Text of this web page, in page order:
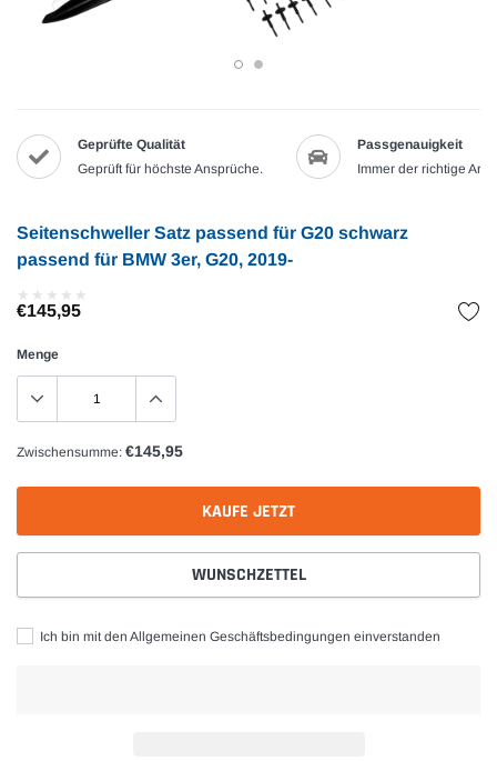
Geprüfte Qualität
Geprüft für höchste Ansprüche.
Passgenauigkeit
Immer der richtige
Seitenschweller Satz passend für G20 schwarz
passend für BMW 3er, G20, 2019-
★
★ ★
★ ★
★ ★
★ ★
★
€145,95
Menge
Zwischensumme: €145,95
KAUFE JETZT
WUNSCHZETTEL
Ich bin mit den Allgemeinen Geschäftsbedingungen einverstanden